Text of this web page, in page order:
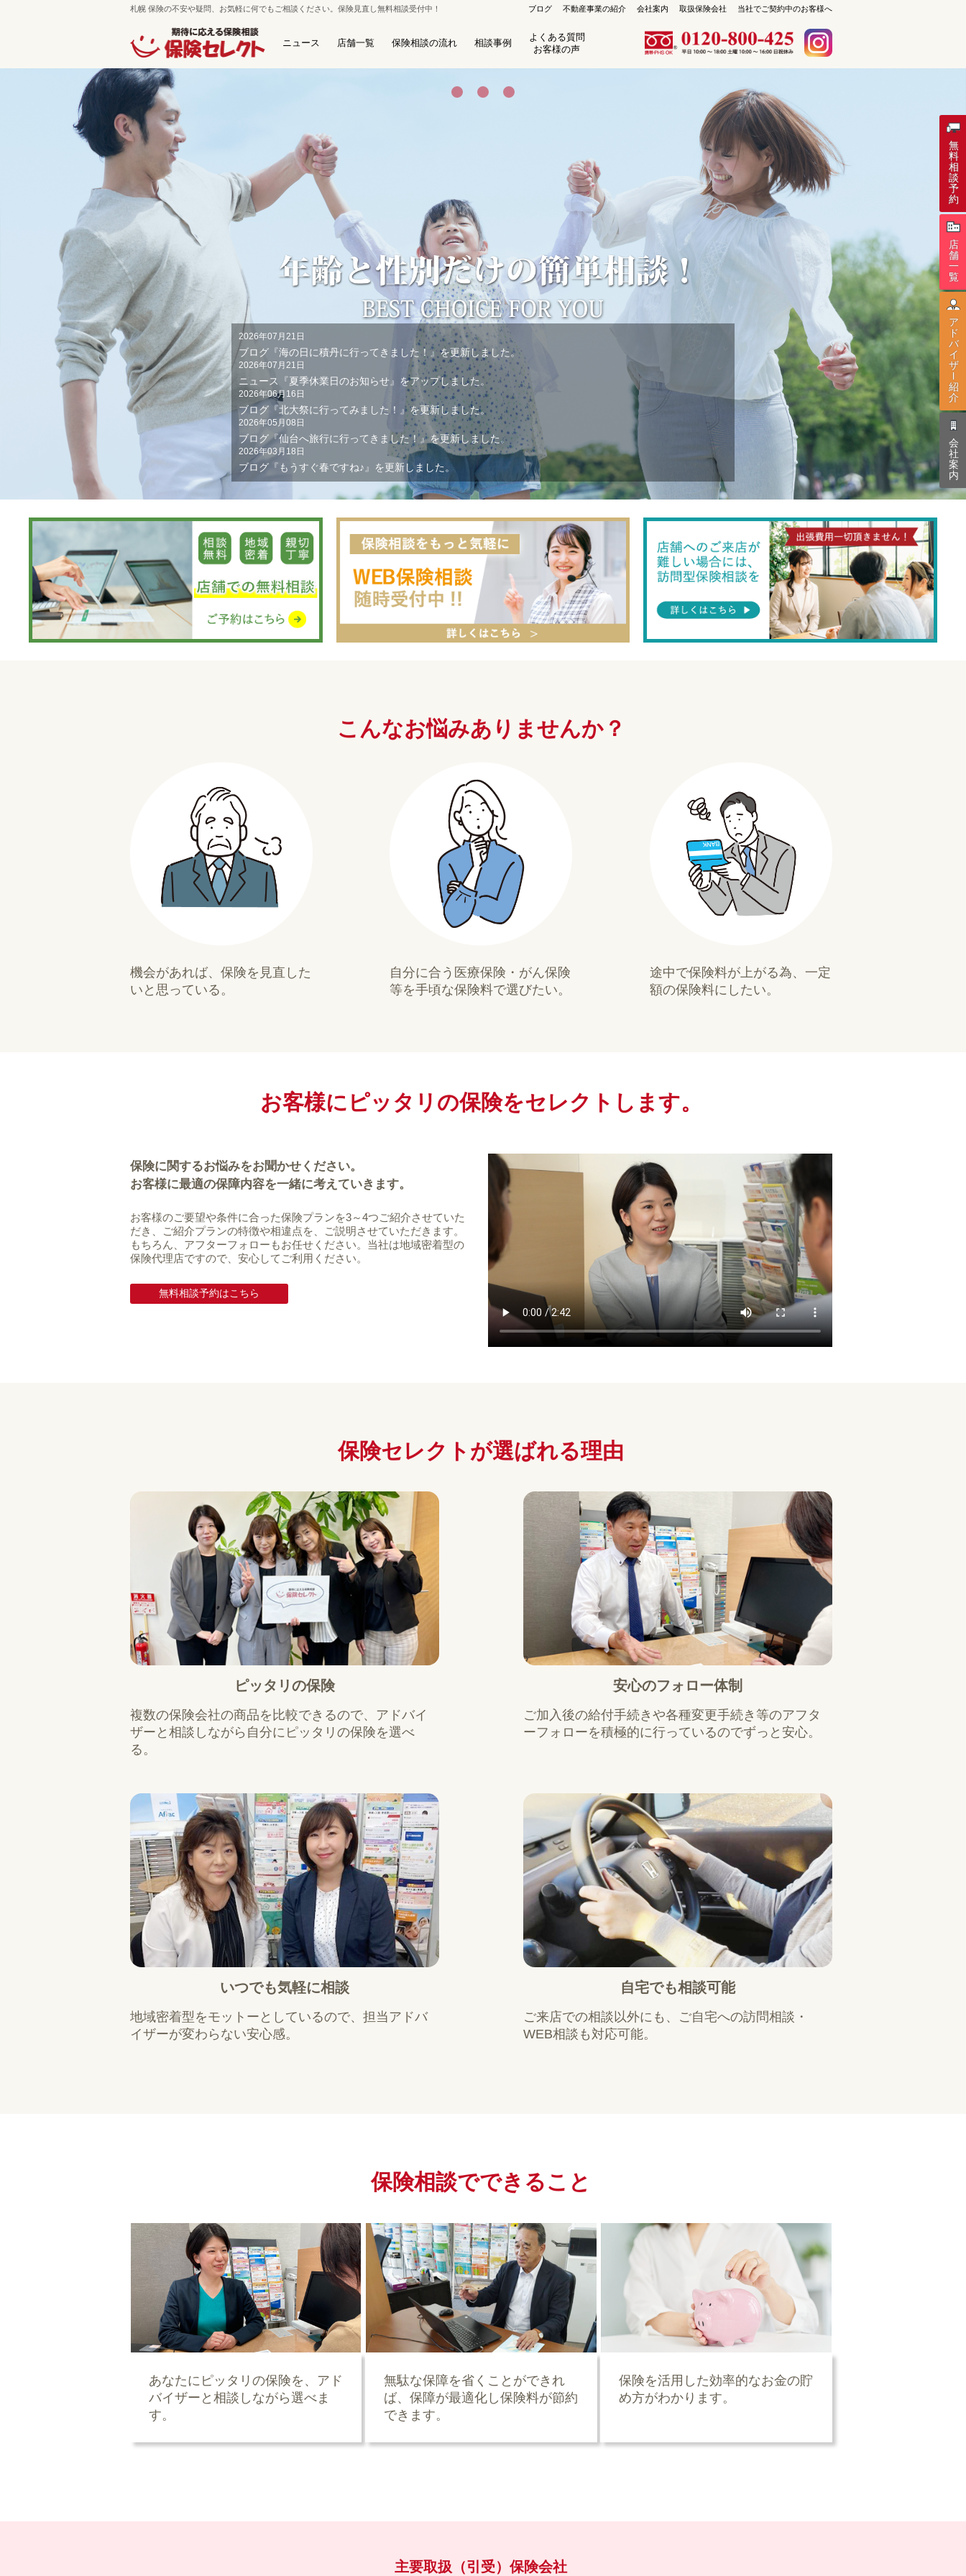
札幌 保険の不安や疑問、お気軽に何でもご相談ください。保険見直し無料相談受付中！ 当社でご契約中のお客様へ
取扱保険会社
会社案内
不動産事業の紹介
ブログ
ニュース 店舗一覧
札幌市東区北40条東16丁目1-3
札幌市西区琴似1条4丁目4-17
TEL：011-213-9408
保険相談の流れ 相談事例
よくある質問
お客様の声
2026年07月21日
ブログ『海の日に積丹に行ってきました！』を更新しました。
2026年07月21日
ニュース『夏季休業日のお知らせ』をアップしました。
2026年06月16日
ブログ『北大祭に行ってみました！』を更新しました。
2026年05月08日
ブログ『仙台へ旅行に行ってきました！』を更新しました。
2026年03月18日
ブログ『もうすぐ春ですね♪』を更新しました。
こんなお悩みありませんか？
機会があれば、保険を見直した
いと思っている。
自分に合う医療保険・がん保険
等を手頃な保険料で選びたい。
途中で保険料が上がる為、一定
額の保険料にしたい。
お客様にピッタリの保険をセレクトします。
保険に関するお悩みをお聞かせください。
お客様に最適の保障内容を一緒に考えていきます。
お客様のご要望や条件に合った保険プランを3～4つご紹介させていた
だき、ご紹介プランの特徴や相違点を、ご説明させていただきます。
もちろん、アフターフォローもお任せください。当社は地域密着型の
保険代理店ですので、安心してご利用ください。
無料相談予約はこちら
保険セレクトが選ばれる理由
ピッタリの保険
複数の保険会社の商品を比較できるので、アドバイ
ザーと相談しながら自分にピッタリの保険を選べ
る。
安心のフォロー体制
ご加入後の給付手続きや各種変更手続き等のアフタ
ーフォローを積極的に行っているのでずっと安心。
いつでも気軽に相談
地域密着型をモットーとしているので、担当アドバ
イザーが変わらない安心感。
自宅でも相談可能
ご来店での相談以外にも、ご自宅への訪問相談・
WEB相談も対応可能。
保険相談でできること
あなたにピッタリの保険を、アド
バイザーと相談しながら選べま
す。
無駄な保障を省くことができれ
ば、保障が最適化し保険料が節約
できます。
保険を活用した効率的なお金の貯
め方がわかります。
主要取扱（引受）保険会社
無
料
相
談
予
約
店
舗
一
覧
ア
ド
バ
イ
ザ
l
紹
介
会
社
案
内